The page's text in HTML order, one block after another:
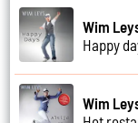
Wim
Happy
Wim